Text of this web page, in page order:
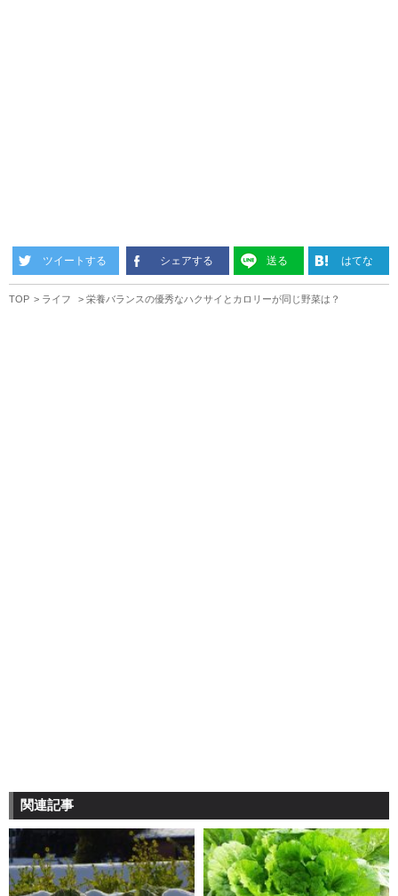
ツイートする シェアする 送る はてな
TOP ライフ 栄養バランスの優秀なハクサイとカロリーが同じ野菜は？
関連記事